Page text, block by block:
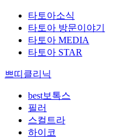
타토아소식
타토아 방문이야기
타토아 MEDIA
타토아 STAR
쁘띠클리닉
best보톡스
필러
스컬트라
하이코